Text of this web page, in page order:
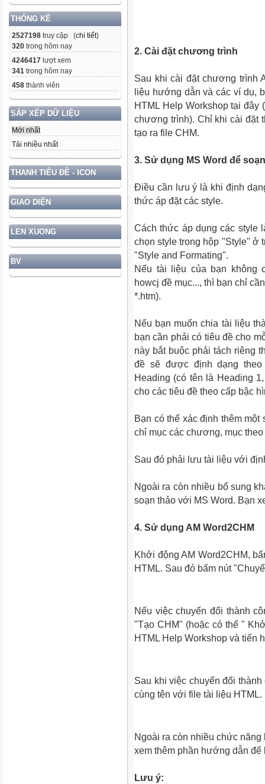
THỐNG KÊ
2527198 truy cập (chi tiết)
320 trong hôm nay
4246417 lượt xem
341 trong hôm nay
458 thành viên
SẮP XẾP DỮ LIỆU
Mới nhất
Tải nhiều nhất
THANH TIÊU ĐỀ - ICON
GIAO DIỆN
LEN XUONG
BV
2. Cài đặt chương trình
Sau khi cài đặt chương trình
liệu hướng dẫn và các ví dụ,
HTML Help Workshop tại
chương trình). Chỉ khi cài đặt
tạo ra file CHM.
3. Sử dụng MS Word để
Điều cần lưu ý là khi định
thức áp đặt các style.
Cách thức áp dụng các style
chọn style trong hộp "Style" ở
"Style and Formating".
Nếu tài liệu của bạn không
howcj đề mục..., thì bạn chỉ
*.htm).
Nếu bạn muốn chia tài liệu
bạn cần phải có tiêu đề cho
này bắt buộc phải tách riêng
đề sẽ được định dạng
Heading (có tên là Heading
cho các tiêu đề theo cấp bậc
Bạn có thể xác định thêm
chỉ mục các chương, mục
Sau đó phải lưu tài liệu với
Ngoài ra còn nhiều bổ sung
soạn thảo với MS Word. Bạn
4. Sử dụng AM Word2CHM
Khởi động AM Word2CHM,
HTML. Sau đó bấm nút
Nếu việc chuyển đổi thành
"Tạo CHM" (hoặc có thể "
HTML Help Workshop và tiến
Sau khi việc chuyển đổi
cùng tên với file tài liệu
Ngoài ra còn nhiều chức
xem thêm phần hướng dẫn để
Lưu ý: